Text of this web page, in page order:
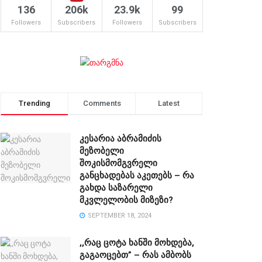
136
Followers
206k
Subscribers
23.9k
Followers
99
Subscribers
Trending Comments Latest
კესარია აბრამიძის
მეზობელი
შოკისმომგვრელი
განცხადებას აკეთებს – რა
გახდა საზარელი
მკვლელობის მიზეზი?
SEPTEMBER 18, 2024
,,რაც ცოტა ხანში მოხდება,
გაგაოცებთ” – რას ამბობს